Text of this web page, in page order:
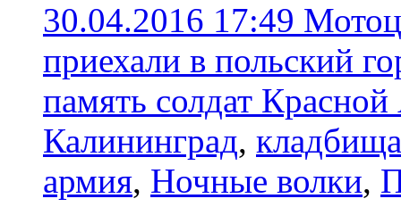
30.04.2016 17:49
приехали в польский
память солдат
Калининград,
армия, Ночные волки,